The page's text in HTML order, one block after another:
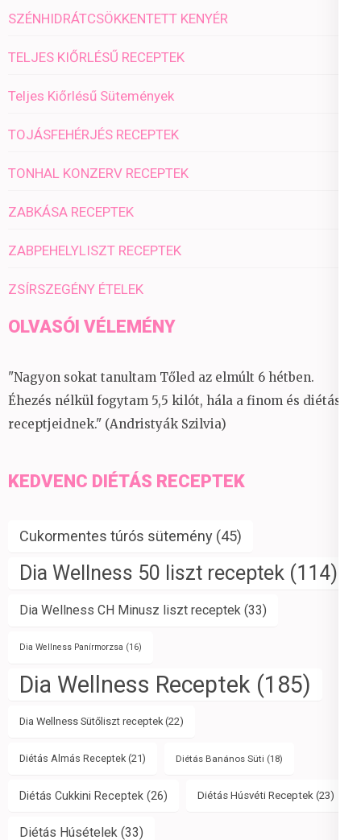
SZÉNHIDRÁTCSÖKKENTETT KENYÉR
TELJES KIŐRLÉSŰ RECEPTEK
Teljes Kiőrlésű Sütemények
TOJÁSFEHÉRJÉS RECEPTEK
TONHAL KONZERV RECEPTEK
ZABKÁSA RECEPTEK
ZABPEHELYLISZT RECEPTEK
ZSÍRSZEGÉNY ÉTELEK
OLVASÓI VÉLEMÉNY
"Nagyon sokat tanultam Tőled az elmúlt 6 hétben.
Éhezés nélkül fogytam 5,5 kilót, hála a finom és diétás
receptjeidnek." (Andristyák Szilvia)
KEDVENC DIÉTÁS RECEPTEK
Cukormentes túrós sütemény (45)
Dia Wellness 50 liszt receptek (114)
Dia Wellness CH Minusz liszt receptek (33)
Dia Wellness Panírmorzsa (16)
Dia Wellness Receptek (185)
Dia Wellness Sütőliszt receptek (22)
Diétás Almás Receptek (21) Diétás Banános Süti (18)
Diétás Cukkini Receptek (26) Diétás Húsvéti Receptek (23)
Diétás Húsételek (33)